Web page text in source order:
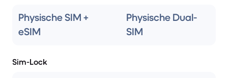
Physische SIM +
eSIM
Physische Dual-
SIM
Sim-Lock